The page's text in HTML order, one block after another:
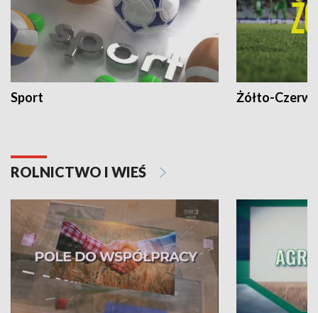
Sport Żółto-
ROLNICTWO I WIEŚ